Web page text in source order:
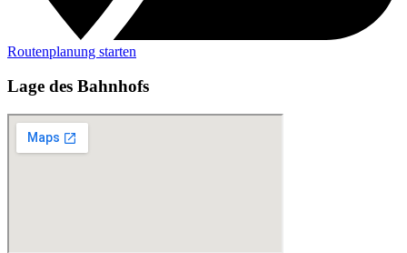
Routenplanung starten
Lage des Bahnhofs